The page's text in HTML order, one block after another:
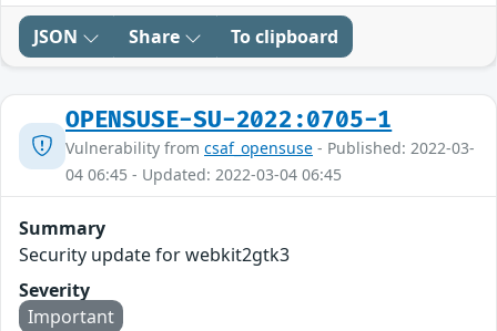
JSON Share To clipboard
OPENSUSE-SU-2022:0705-1
Vulnerability from csaf_opensuse - Published: 2022-03-
04 06:45 - Updated: 2022-03-04 06:45
Summary
Security update for webkit2gtk3
Severity
Important